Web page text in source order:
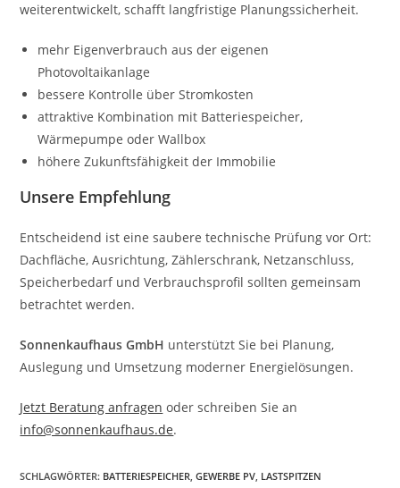
weiterentwickelt, schafft langfristige Planungssicherheit.
mehr Eigenverbrauch aus der eigenen
Photovoltaikanlage
bessere Kontrolle über Stromkosten
attraktive Kombination mit Batteriespeicher,
Wärmepumpe oder Wallbox
höhere Zukunftsfähigkeit der Immobilie
Unsere Empfehlung
Entscheidend ist eine saubere technische Prüfung vor Ort:
Dachfläche, Ausrichtung, Zählerschrank, Netzanschluss,
Speicherbedarf und Verbrauchsprofil sollten gemeinsam
betrachtet werden.
Sonnenkaufhaus GmbH unterstützt Sie bei Planung,
Auslegung und Umsetzung moderner Energielösungen.
Jetzt Beratung anfragen oder schreiben Sie an
info@sonnenkaufhaus.de.
SCHLAGWÖRTER: BATTERIESPEICHER, GEWERBE PV, LASTSPITZEN